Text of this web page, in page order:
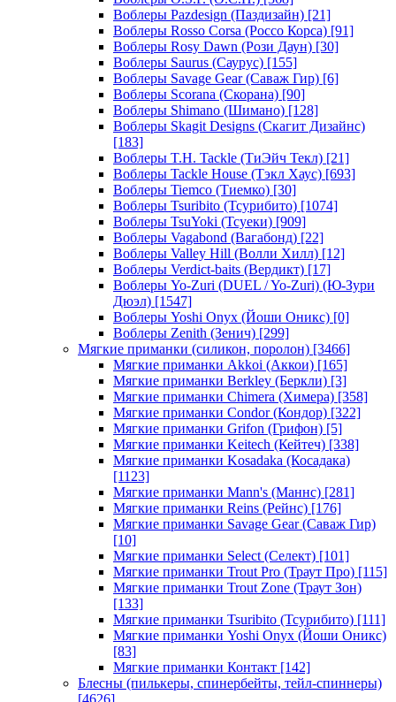
Воблеры Pazdesign (Паздизайн) [21]
Воблеры Rosso Corsa (Россо Корса) [91]
Воблеры Rosy Dawn (Рози Даун) [30]
Воблеры Saurus (Саурус) [155]
Воблеры Savage Gear (Саваж Гир) [6]
Воблеры Scorana (Скорана) [90]
Воблеры Shimano (Шимано) [128]
Воблеры Skagit Designs (Скагит Дизайнс)
[183]
Воблеры T.H. Tackle (ТиЭйч Текл) [21]
Воблеры Tackle House (Тэкл Хаус) [693]
Воблеры Tiemco (Тиемко) [30]
Воблеры Tsuribito (Тсурибито) [1074]
Воблеры TsuYoki (Тсуеки) [909]
Воблеры Vagabond (Вагабонд) [22]
Воблеры Valley Hill (Волли Хилл) [12]
Воблеры Verdict-baits (Вердикт) [17]
Воблеры Yo-Zuri (DUEL / Yo-Zuri) (Ю-Зури
Дюэл) [1547]
Воблеры Yoshi Onyx (Йоши Оникс) [0]
Воблеры Zenith (Зенич) [299]
Мягкие приманки (силикон, поролон) [3466]
Мягкие приманки Akkoi (Аккои) [165]
Мягкие приманки Berkley (Беркли) [3]
Мягкие приманки Chimera (Химера) [358]
Мягкие приманки Condor (Кондор) [322]
Мягкие приманки Grifon (Грифон) [5]
Мягкие приманки Keitech (Кейтеч) [338]
Мягкие приманки Kosadaka (Косадака)
[1123]
Мягкие приманки Mann's (Маннс) [281]
Мягкие приманки Reins (Рейнс) [176]
Мягкие приманки Savage Gear (Саваж Гир)
[10]
Мягкие приманки Select (Селект) [101]
Мягкие приманки Trout Pro (Траут Про) [115]
Мягкие приманки Trout Zone (Траут Зон)
[133]
Мягкие приманки Tsuribito (Тсурибито) [111]
Мягкие приманки Yoshi Onyx (Йоши Оникс)
[83]
Мягкие приманки Контакт [142]
Блесны (пилькеры, спинербейты, тейл-спиннеры)